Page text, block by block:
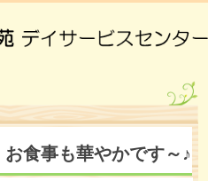
食事も華やかです～♪